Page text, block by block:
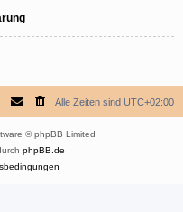
Alle Zeiten sind UTC+02:00
© phpBB Limited
phpBB.de